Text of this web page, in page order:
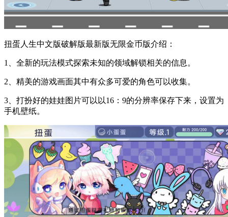
扭蛋人生中文版破解版最新版无限金币版介绍：
1、全新的玩法模式探索未知的领域解锁相关的信息。
2、精美的游戏画面其中有众多可爱的角色可以收集。
3、打扮好的娃娃图片可以以16：9的分辨率保存下来，设置为
手机壁纸。